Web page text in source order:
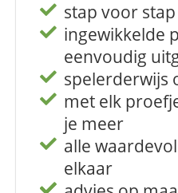
stap voor
ingewikkelde
eenvoudig
spelerderwijs
met elk
je meer
alle
elkaar